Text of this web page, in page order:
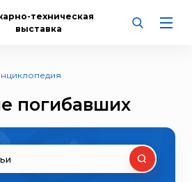
техническая
выставка
погибавших